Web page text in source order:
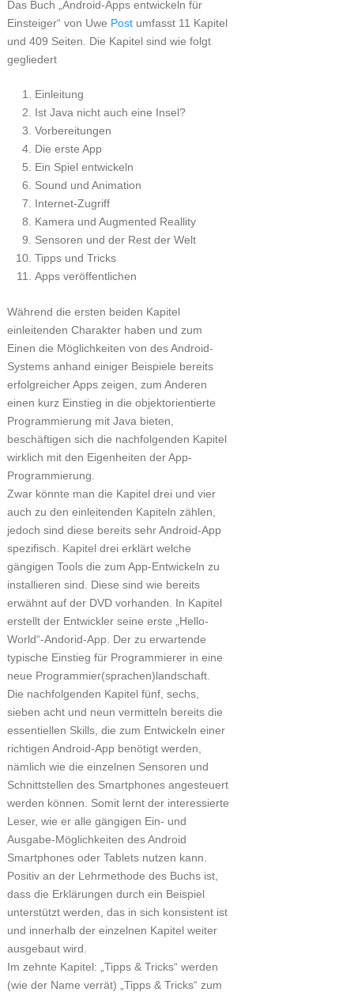
Das Buch „Android-Apps entwickeln für
Einsteiger“ von Uwe Postumfasst 11 Kapitel
und 409 Seiten. Die Kapitel sind wie folgt
gegliedert
Einleitung
Ist Java nicht auch eine Insel?
Vorbereitungen
Die erste App
Ein Spiel entwickeln
Sound und Animation
Internet-Zugriff
Kamera und Augmented Reallity
Sensoren und der Rest der Welt
Tipps und Tricks
Apps veröffentlichen
Während die ersten beiden Kapitel
einleitenden Charakter haben und zum
Einen die Möglichkeiten von des Android-
Systems anhand einiger Beispiele bereits
erfolgreicher Apps zeigen, zum Anderen
einen kurz Einstieg in die objektorientierte
Programmierung mit Java bieten,
beschäftigen sich die nachfolgenden Kapitel
wirklich mit den Eigenheiten der App-
Programmierung.
Zwar könnte man die Kapitel drei und vier
auch zu den einleitenden Kapiteln zählen,
jedoch sind diese bereits sehr Android-App
spezifisch. Kapitel drei erklärt welche
gängigen Tools die zum App-Entwickeln zu
installieren sind. Diese sind wie bereits
erwähnt auf der DVD vorhanden. In Kapitel
erstellt der Entwickler seine erste „Hello-
World“-Andorid-App. Der zu erwartende
typische Einstieg für Programmierer in eine
neue Programmier(sprachen)landschaft.
Die nachfolgenden Kapitel fünf, sechs,
sieben acht und neun vermitteln bereits die
essentiellen Skills, die zum Entwickeln einer
richtigen Android-App benötigt werden,
nämlich wie die einzelnen Sensoren und
Schnittstellen des Smartphones angesteuert
werden können. Somit lernt der interessierte
Leser, wie er alle gängigen Ein- und
Ausgabe-Möglichkeiten des Android
Smartphones oder Tablets nutzen kann.
Positiv an der Lehrmethode des Buchs ist,
dass die Erklärungen durch ein Beispiel
unterstützt werden, das in sich konsistent ist
und innerhalb der einzelnen Kapitel weiter
ausgebaut wird.
Im zehnte Kapitel: „Tipps & Tricks“ werden
(wie der Name verrät) „Tipps & Tricks“ zum